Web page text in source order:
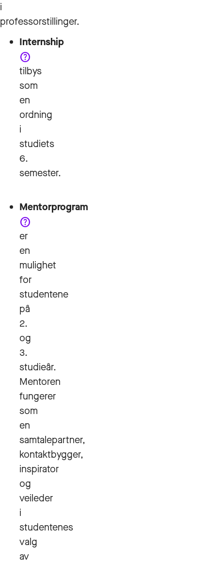
i
professorstillinger.
Internship
help
en midlertidig
ansettelse av
studenter, hvor
tilbys
som
en
ordning
i
studiets
6.
semester.
Mentorprogram
help
veileder
som
som mål
videre i
er
en
mulighet
for
studentene
på
2.
og
3.
studieår.
Mentoren
fungerer
som
en
samtalepartner,
kontaktbygger,
inspirator
og
veileder
i
studentenes
valg
av